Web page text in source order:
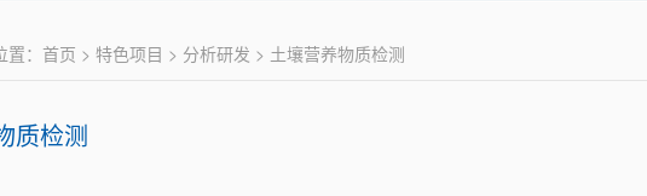
： 首页 > 特色项目 > 分析研发 > 土壤营养物质检测
质检测